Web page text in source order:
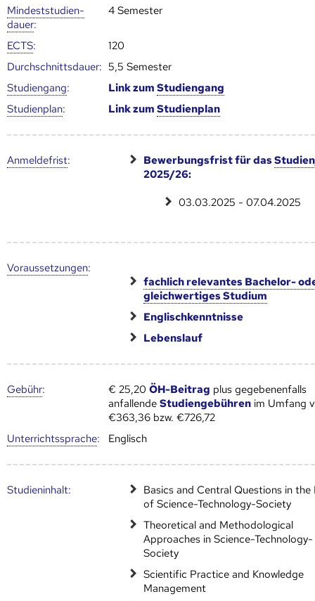
Mindest­studien­
dauer:
4 Semester
ECTS:
120
Durch­schnitts­dauer: 5,5 Semester
Studien­gang: Link zumStudien­gang
Studien­plan: Link zumStudien­plan
Anmelde­frist: Bewerbungsfrist für das
2025/26:
03.03.2025 - 07.04.2025
Voraus­setzungen:
fachlich relevantes Bachelor-
gleichwertiges Studium
Englischkenntnisse
Lebenslauf
Gebühr: € 25,20ÖH-Beitrag plus gegebenenfalls
anfallendeStudiengebühren im Umfang
€363,36 bzw. €726,72
Unter­richts­sprache: Englisch
Studien­inhalt:
Basics and Central Questions in the
of Science-Technology-Society
Theoretical and Methodological
Approaches in Science-Technology-
Society
Scientific Practice and Knowledge
Management